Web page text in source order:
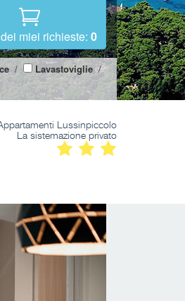
miei richieste: 0
/ Lavastoviglie/
Lussinpiccolo
La sistemazione privato